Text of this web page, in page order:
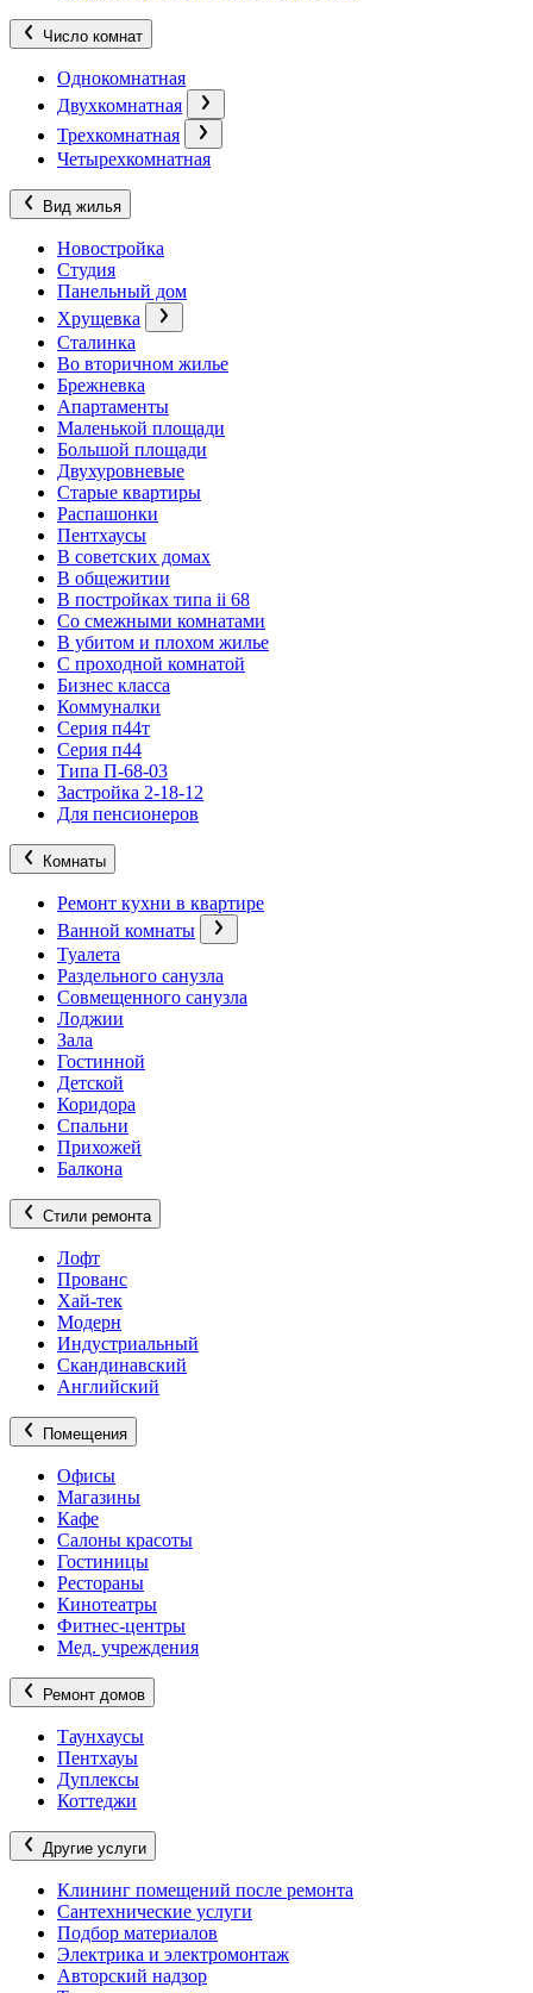
Число комнат
Однокомнатная
Двухкомнатная
Трехкомнатная
Четырехкомнатная
Вид жилья
Новостройка
Студия
Панельный дом
Хрущевка
Сталинка
Во вторичном жилье
Брежневка
Апартаменты
Маленькой площади
Большой площади
Двухуровневые
Старые квартиры
Распашонки
Пентхаусы
В советских домах
В общежитии
В постройках типа ii 68
Со смежными комнатами
В убитом и плохом жилье
С проходной комнатой
Бизнес класса
Коммуналки
Серия п44т
Серия п44
Типа П-68-03
Застройка 2-18-12
Для пенсионеров
Комнаты
Ремонт кухни в квартире
Ванной комнаты
Туалета
Раздельного санузла
Совмещенного санузла
Лоджии
Зала
Гостинной
Детской
Коридора
Спальни
Прихожей
Балкона
Стили ремонта
Лофт
Прованс
Хай-тек
Модерн
Индустриальный
Скандинавский
Английский
Помещения
Офисы
Магазины
Кафе
Салоны красоты
Гостиницы
Рестораны
Кинотеатры
Фитнес-центры
Мед. учреждения
Ремонт домов
Таунхаусы
Пентхауы
Дуплексы
Коттеджи
Другие услуги
Клининг помещений после ремонта
Сантехнические услуги
Подбор материалов
Электрика и электромонтаж
Авторский надзор